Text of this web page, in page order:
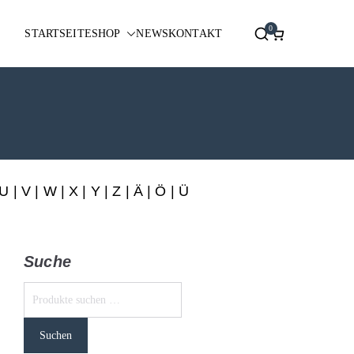
STARTSEITESHOP NEWSKONTAKT 0
U V W|X Y|Z Ä| Ö | Ü
Suche
Suchen